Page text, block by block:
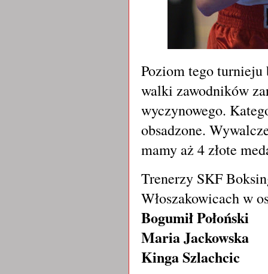
Poziom tego turnieju
walki zawodników
wyczynowego.
obsadzone.
mamy aż 4 złote
Trenerzy SKF
Włoszakowicach w
Bogumił Połoński
Maria Jackowska
Kinga Szlachcic